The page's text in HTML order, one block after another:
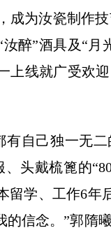
成为汝瓷制作
醉”酒具及“
上线就广受欢
己独一无二
头戴梳篦的
留学、工作6
信念。”郭隋